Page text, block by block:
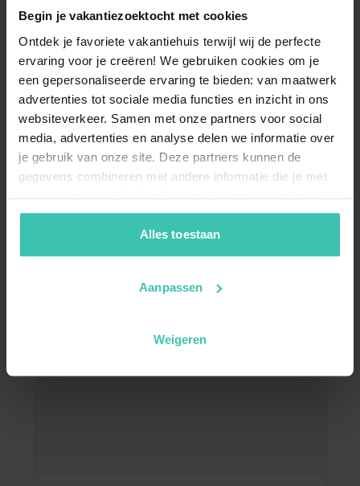
Begin je vakantiezoektocht met cookies
Ontdek je favoriete vakantiehuis terwijl wij de perfecte
ervaring voor je creëren! We gebruiken cookies om je
een gepersonaliseerde ervaring te bieden: van maatwerk
advertenties tot sociale media functies en inzicht in ons
websiteverkeer. Samen met onze partners voor social
media, advertenties en analyse delen we informatie over
je gebruik van onze site. Deze partners kunnen de
gegevens combineren met andere informatie die je met
hen hebt gedeeld of die zij hebben verzameld op basis
van je gebruik van hun diensten. Zo zorgen we ervoor dat
jouw vakantiezoektocht soepel en op maat verloopt!
Alles toestaan
Aanpassen
Weigeren